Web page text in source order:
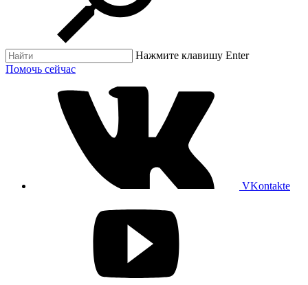
Нажмите клавишу Enter
Помочь сейчас
VKontakte